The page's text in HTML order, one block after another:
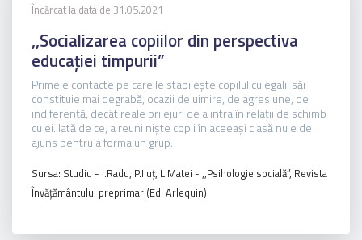
Încărcat la data de 31.05.2021
,,Socializarea copiilor din perspectiva
educației timpurii”
Primele contacte pe care le stabilește copilul cu egalii săi
constituie mai degrabă, ocazii de uimire, de agresiune, de
indiferență, decât reale prilejuri de a intra în relații de schimb
cu ei. Iată de ce, a reuni niște copii în aceeași clasă nu e de
ajuns pentru a forma un grup.
Sursa: Studiu - I.Radu, P.Iluț, L.Matei - ,,Psihologie socială”, Revista
Învățământului preprimar (Ed. Arlequin)